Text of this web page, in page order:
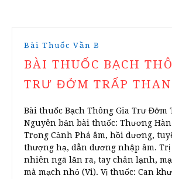
Bài Thuốc Vần B
BÀI THUỐC BẠCH
TRƯ ĐỞM TRẤP
Bài thuốc Bạch Thông Gia Trư Đởm
Nguyên bản bài thuốc: Thương
Trọng Cảnh Phá âm, hồi dương,
thượng hạ, dẫn dương nhập âm.
nhiên ngã lăn ra, tay chân lạnh,
mà mạch nhỏ (Vi). Vị thuốc: Can